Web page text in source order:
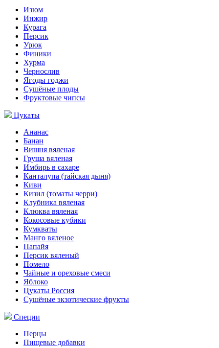
Изюм
Инжир
Курага
Персик
Урюк
Финики
Хурма
Чернослив
Ягоды годжи
Сушёные плоды
Фруктовые чипсы
Цукаты
Ананас
Банан
Вишня вяленая
Груша вяленая
Имбирь в сахаре
Канталупа (тайская дыня)
Киви
Кизил (томаты черри)
Клубника вяленая
Клюква вяленая
Кокосовые кубики
Кумкваты
Манго вяленое
Папайя
Персик вяленый
Помело
Чайные и ореховые смеси
Яблоко
Цукаты Россия
Сушёные экзотические фрукты
Специи
Перцы
Пищевые добавки